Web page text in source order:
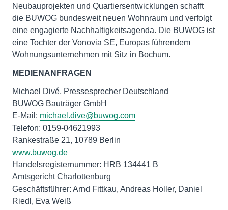
Neubauprojekten und Quartiersentwicklungen schafft
die BUWOG bundesweit neuen Wohnraum und verfolgt
eine engagierte Nachhaltigkeitsagenda. Die BUWOG ist
eine Tochter der Vonovia SE, Europas führendem
Wohnungsunternehmen mit Sitz in Bochum.
MEDIENANFRAGEN
Michael Divé, Pressesprecher Deutschland
BUWOG Bauträger GmbH
E-Mail: michael.dive@buwog.com
Telefon: 0159-04621993
www.buwog.de
Handelsregisternummer: HRB 134441 B
Amtsgericht Charlottenburg
Geschäftsführer: Arnd Fittkau, Andreas Holler, Daniel
Riedl, Eva Weiß